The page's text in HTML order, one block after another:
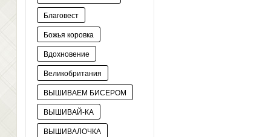
Благовест
Божья коровка
Вдохновение
Великобритания
ВЫШИВАЕМ БИСЕРОМ
ВЫШИВАЙ-КА
ВЫШИВАЛОЧКА